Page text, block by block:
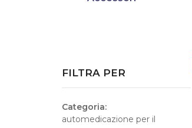
FILTRA PER
Categoria
automedicazione per il